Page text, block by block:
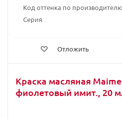
Код оттенка по производителю
Серия
Отложить
Краска масляная
фиолетовый имит., 20